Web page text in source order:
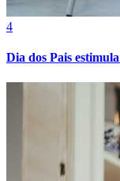
4
Dia dos Pais